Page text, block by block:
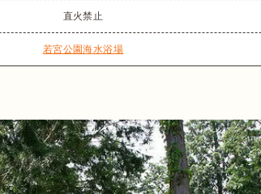
直火禁止
若宮公園海水浴場